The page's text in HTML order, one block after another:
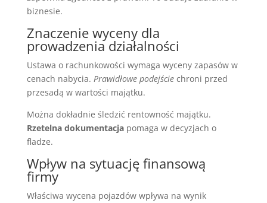
biznesie.
Znaczenie wyceny dla
prowadzenia działalności
Ustawa o rachunkowości wymaga wyceny zapasów w
cenach nabycia. Prawidłowe podejściechroni przed
przesadą w wartości majątku.
Można dokładnie śledzić rentowność majątku.
Rzetelna dokumentacjapomaga w decyzjach o
fladze.
Wpływ na sytuację finansową
firmy
Właściwa wycena pojazdów wpływa na wynik